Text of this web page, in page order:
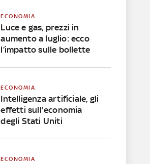
ECONOMIA
Luce e gas, prezzi in
aumento a luglio: ecco
l’impatto sulle bollette
ECONOMIA
Intelligenza artificiale, gli
effetti sull'economia
degli Stati Uniti
ECONOMIA